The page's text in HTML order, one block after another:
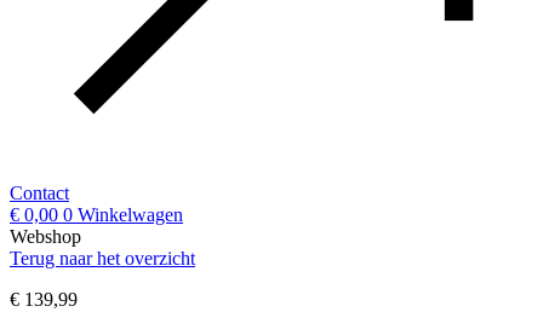
Contact
€ 0,00 0 Winkelwagen
Webshop
Terug naar het overzicht
€ 139,99